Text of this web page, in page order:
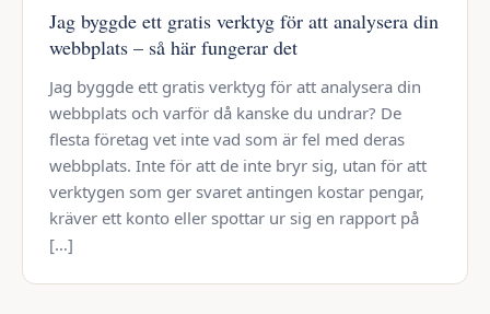
Jag byggde ett gratis verktyg för att analysera din
webbplats – så här fungerar det
Jag byggde ett gratis verktyg för att analysera din
webbplats och varför då kanske du undrar? De
flesta företag vet inte vad som är fel med deras
webbplats. Inte för att de inte bryr sig, utan för att
verktygen som ger svaret antingen kostar pengar,
kräver ett konto eller spottar ur sig en rapport på
[…]